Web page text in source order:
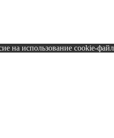
на использование cookie-